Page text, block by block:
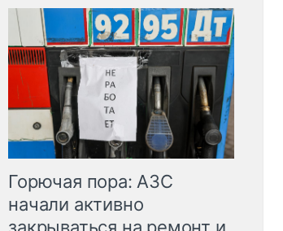
Горючая пора: АЗС
начали активно